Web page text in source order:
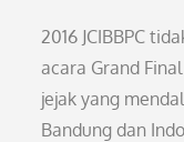
2016 JCIBBPC
acara Grand
jejak yang
Bandung dan